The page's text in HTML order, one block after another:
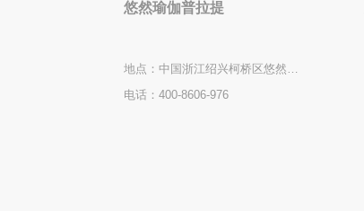
悠然瑜伽普拉提
地点： 中国浙江绍兴柯桥区悠然瑜伽普拉提
电话： 400-8606-976